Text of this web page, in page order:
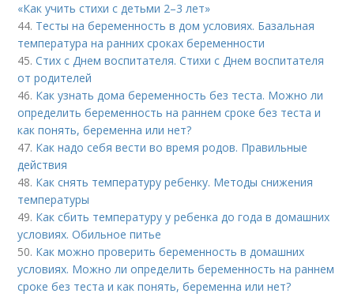
«Как учить стихи с детьми 2–3 лет»
44. Тесты на беременность в дом условиях. Базальная
температура на ранних сроках беременности
45.Стих с Днем воспитателя. Стихи с Днем воспитателя
от родителей
46. Как узнать дома беременность без теста. Можно ли
определить беременность на раннем сроке без теста и
как понять, беременна или нет?
47. Как надо себя вести во время родов. Правильные
действия
48. Как снять температуру ребенку. Методы снижения
температуры
49. Как сбить температуру у ребенка до года в домашних
условиях. Обильное питье
50. Как можно проверить беременность в домашних
условиях. Можно ли определить беременность на раннем
сроке без теста и как понять, беременна или нет?